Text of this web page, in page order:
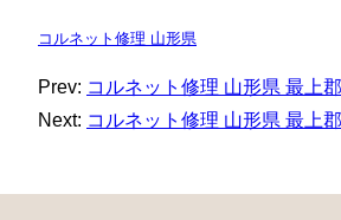
コルネット修理 山形県
Prev: コルネット修理 山形県 最上
Next: コルネット修理 山形県 最上